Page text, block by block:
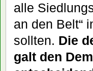
alle
an den Belt“
sollten. Die
galt den